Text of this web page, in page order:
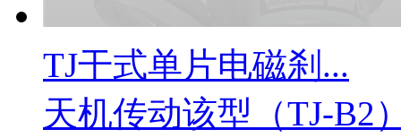
TJ干式单片电磁刹...
天机传动该型（TJ-B2